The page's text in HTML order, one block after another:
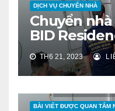
DỊCH VỤ CHUYỂN NHÀ
Chuyển
BID
TH6 21, 2023
BÀI VIẾT ĐƯỢC QUAN TÂM